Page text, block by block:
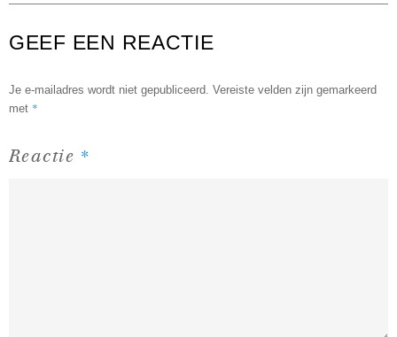
GEEF EEN REACTIE
Je e-mailadres wordt niet gepubliceerd. Vereiste velden zijn gemarkeerd
met *
Reactie *